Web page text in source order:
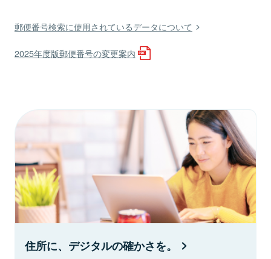
郵便番号検索に使用されているデータについて
2025年度版郵便番号の変更案内
住所に、デジタルの確かさを。